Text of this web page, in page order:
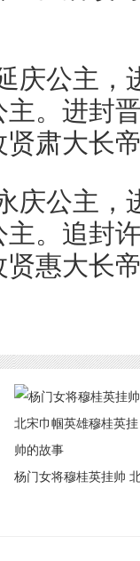
庆公主，
。进封
贤肃大长
庆公主，
。追封
贤惠大长
杨门女将穆桂英挂帅